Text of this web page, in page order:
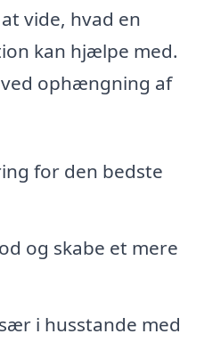
vide, hvad en
kan hjælpe med.
ophængning af
for den bedste
og skabe et mere
i husstande med